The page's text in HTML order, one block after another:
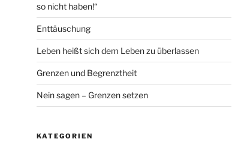
so nicht haben!“
Enttäuschung
Leben heißt sich dem Leben zu überlassen
Grenzen und Begrenztheit
Nein sagen – Grenzen setzen
KATEGORIEN